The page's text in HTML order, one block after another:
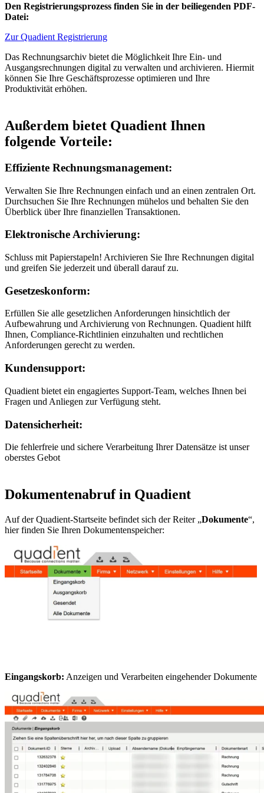
Den Registrierungsprozess finden Sie in der beiliegenden PDF-
Datei:
Zur Quadient Registrierung
Das Rechnungsarchiv bietet die Möglichkeit Ihre Ein- und
Ausgangsrechnungen digital zu verwalten und archivieren. Hiermit
können Sie Ihre Geschäftsprozesse optimieren und Ihre
Produktivität erhöhen.
Außerdem bietet Quadient Ihnen
folgende Vorteile:
Effiziente Rechnungsmanagement:
Verwalten Sie Ihre Rechnungen einfach und an einen zentralen Ort.
Durchsuchen Sie Ihre Rechnungen mühelos und behalten Sie den
Überblick über Ihre finanziellen Transaktionen.
Elektronische Archivierung:
Schluss mit Papierstapeln! Archivieren Sie Ihre Rechnungen digital
und greifen Sie jederzeit und überall darauf zu.
Gesetzeskonform:
Erfüllen Sie alle gesetzlichen Anforderungen hinsichtlich der
Aufbewahrung und Archivierung von Rechnungen. Quadient hilft
Ihnen, Compliance-Richtlinien einzuhalten und rechtlichen
Anforderungen gerecht zu werden.
Kundensupport:
Quadient bietet ein engagiertes Support-Team, welches Ihnen bei
Fragen und Anliegen zur Verfügung steht.
Datensicherheit:
Die fehlerfreie und sichere Verarbeitung Ihrer Datensätze ist unser
oberstes Gebot
Dokumentenabruf in Quadient
Auf der Quadient-Startseite befindet sich der Reiter „Dokumente“,
hier finden Sie Ihren Dokumentenspeicher:
Eingangskorb: Anzeigen und Verarbeiten eingehender Dokumente